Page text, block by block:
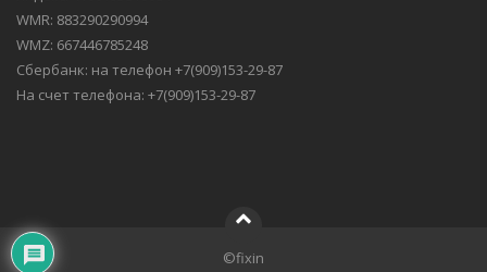
WMR: 883290290994
WMZ: 667446785248
Сбербанк: на телефон +7(909)153-29-87
На счет телефона: +7(909)153-29-87
©fixin